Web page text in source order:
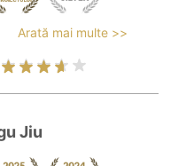
Arată mai multe >>
Jiu